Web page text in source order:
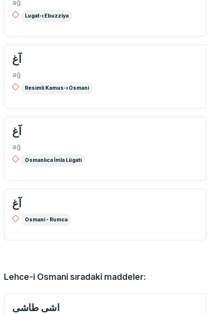
ağ
Lugat-ı Ebuzziya
آغ
ağ
Resimli Kamus-ı Osmani
آغ
ağ
Osmanlıca İmla Lügati
آغ
Osmani - Rumca
Lehce-i Osmani sıradaki maddeler:
اشی طاشی